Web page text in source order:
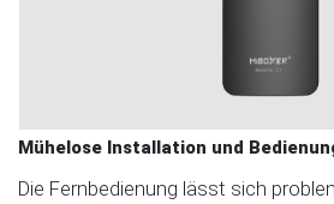
Mühelose Installation und
Die Fernbedienung lässt sich